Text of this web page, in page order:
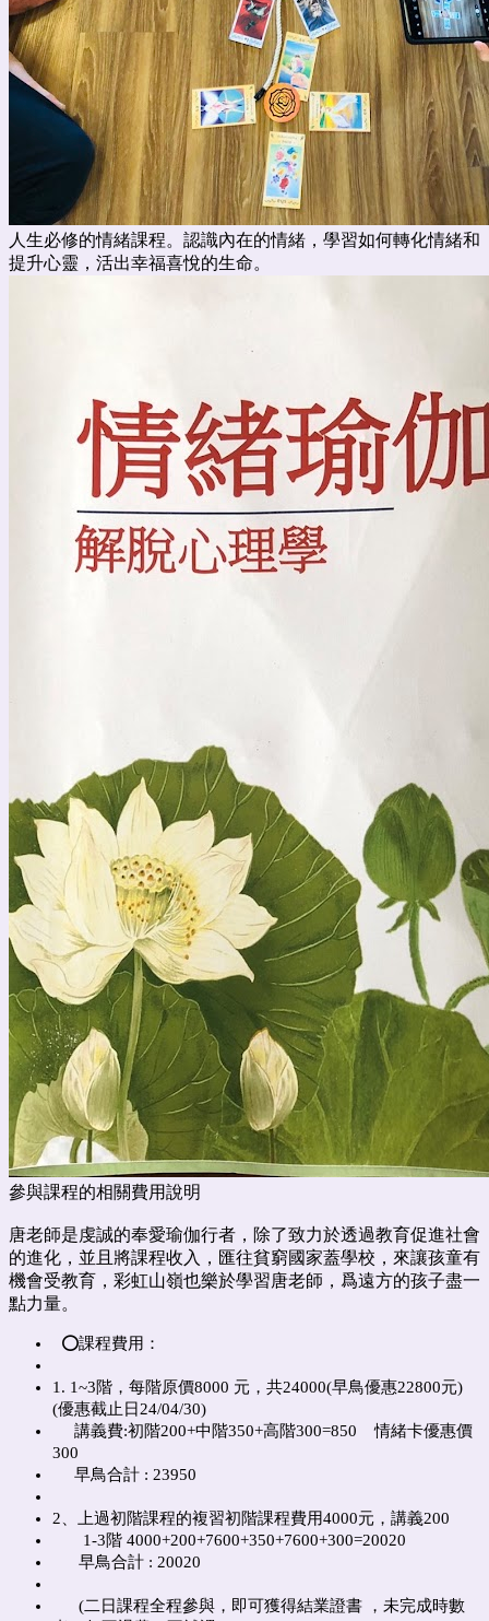
人生必修的情緒課程。認識內在的情緒，學習如何轉化情緒和
提升心靈，活出幸福喜悅的生命。
參與課程的相關費用說明
唐老師是虔誠的奉愛瑜伽行者，除了致力於透過教育促進社會
的進化，並且將課程收入，匯往貧窮國家蓋學校，來讓孩童有
機會受教育，彩虹山嶺也樂於學習唐老師，爲遠方的孩子盡一
點力量。
⭕️課程費用：
1. 1~3階，每階原價8000 元，共24000(早鳥優惠22800元)
(優惠截止日24/04/30)
講義費:初階200+中階350+高階300=850 情緒卡優惠價
300
早鳥合計 : 23950
2、上過初階課程的複習初階課程費用4000元，講義200
1-3階 4000+200+7600+350+7600+300=20020
早鳥合計 : 20020
(二日課程全程參與，即可獲得結業證書 ，未完成時數